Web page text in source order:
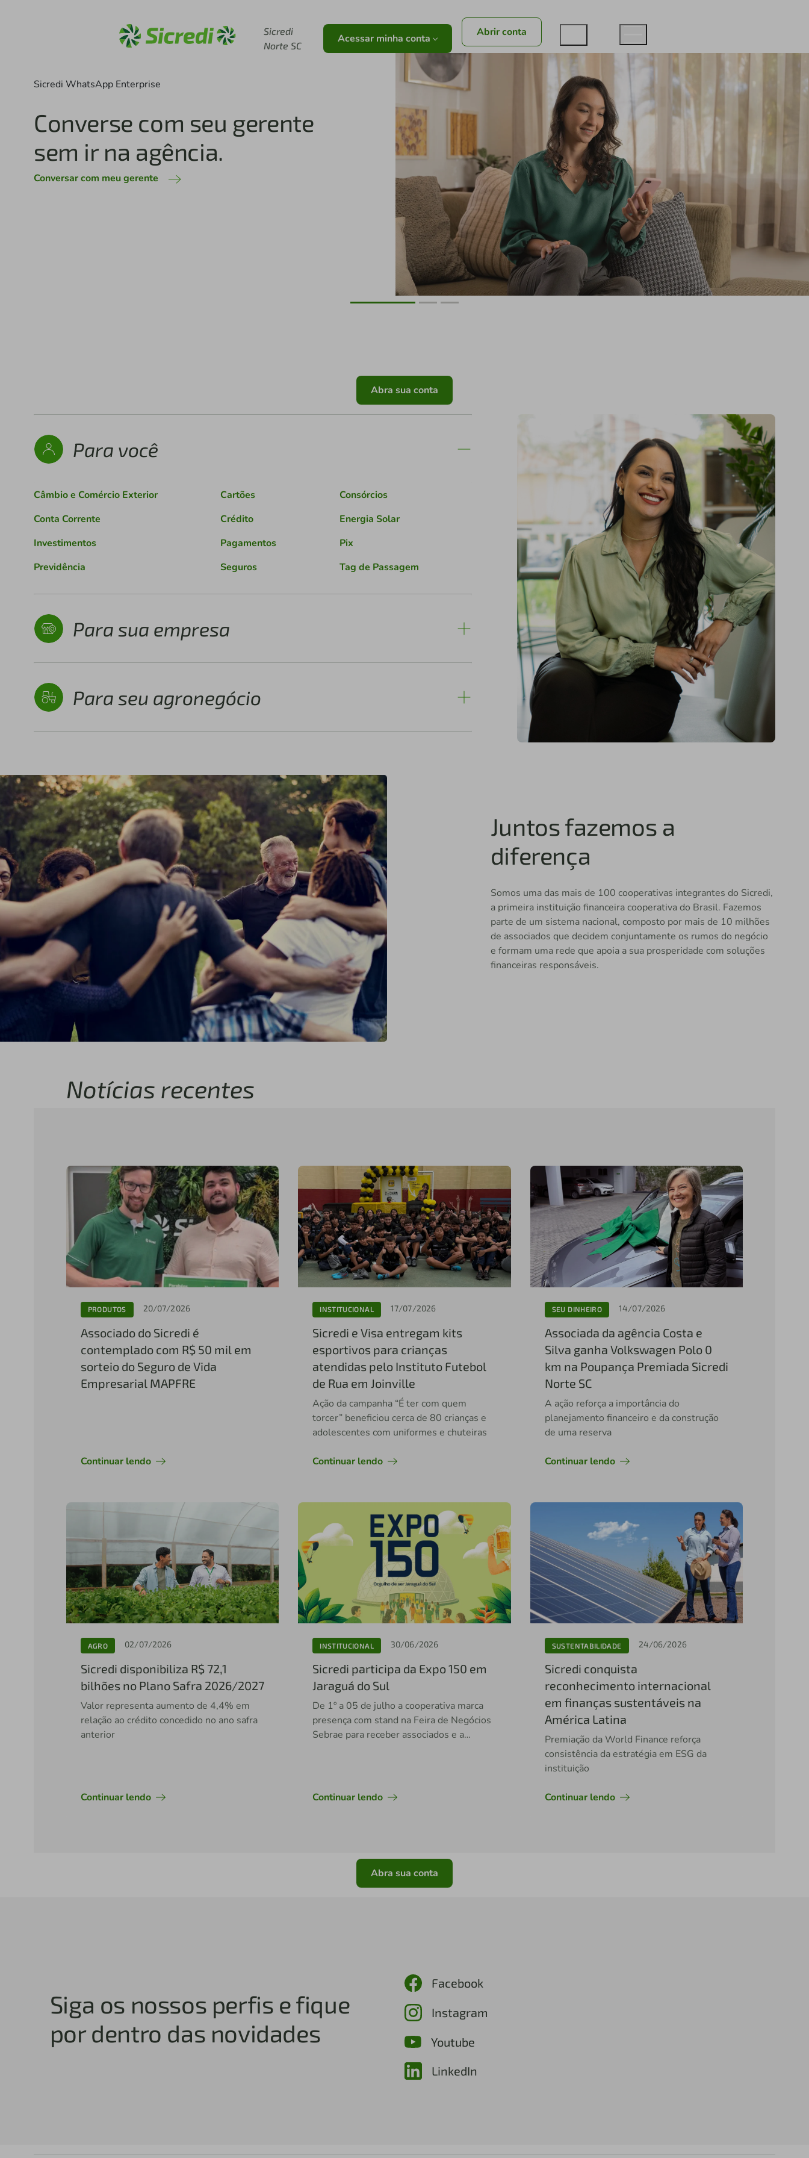
Sicredi
Norte SC
Acessar minha conta Abrir conta
A parceira ideal do seu negócio
Conheça a Máquina de Cartões
do Sicredi.
Conhecer maquininha
Abra sua conta
Para você
Câmbio e Comércio Exterior Cartões
Consórcios
Conta Corrente
Crédito
Energia Solar
Investimentos
Pagamentos
Pix
Previdência
Seguros Tag de Passagem
Para sua empresa
Para seu agronegócio
Juntos fazemos a
diferença
Somos uma das mais de 100 cooperativas integrantes do Sicredi,
a primeira instituição financeira cooperativa do Brasil. Fazemos
parte de um sistema nacional, composto por mais de 10 milhões
de associados que decidem conjuntamente os rumos do negócio
e formam uma rede que apoia a sua prosperidade com soluções
financeiras responsáveis.
Notícias recentes
PRODUTOS 20/07/2026
Associado do Sicredi é
contemplado com R$ 50 mil em
sorteio do Seguro de Vida
Empresarial MAPFRE
Continuar lendo
INSTITUCIONAL 17/07/2026
Sicredi e Visa entregam kits
esportivos para crianças
atendidas pelo Instituto Futebol
de Rua em Joinville
Ação da campanha “É ter com quem
torcer” beneficiou cerca de 80 crianças e
adolescentes com uniformes e chuteiras
Continuar lendo
SEU DINHEIRO 14/07/2026
Associada da agência Costa e
Silva ganha Volkswagen Polo 0
km na Poupança Premiada Sicredi
Norte SC
A ação reforça a importância do
planejamento financeiro e da construção
de uma reserva
Continuar lendo
AGRO 02/07/2026
Sicredi disponibiliza R$ 72,1
bilhões no Plano Safra 2026/2027
Valor representa aumento de 4,4% em
relação ao crédito concedido no ano safra
anterior
Continuar lendo
INSTITUCIONAL 30/06/2026
Sicredi participa da Expo 150 em
Jaraguá do Sul
De 1º a 05 de julho a cooperativa marca
presença com stand na Feira de Negócios
Sebrae para receber associados e a
Continuar lendo
SUSTENTABILIDADE 24/06/2026
Sicredi conquista
reconhecimento internacional
em finanças sustentáveis na
América Latina
Premiação da World Finance reforça
consistência da estratégia em ESG da
instituição
Continuar lendo
Abra sua conta
Siga os nossos perfis e fique
por dentro das novidades
Facebook
Instagram
Youtube
LinkedIn